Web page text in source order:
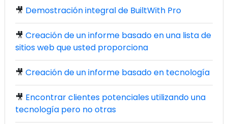
🎥 Demostración integral de BuiltWith Pro
🎥 Creación de un informe basado en una lista de
sitios web que usted proporciona
🎥 Creación de un informe basado en tecnología
🎥 Encontrar clientes potenciales utilizando una
tecnología pero no otras